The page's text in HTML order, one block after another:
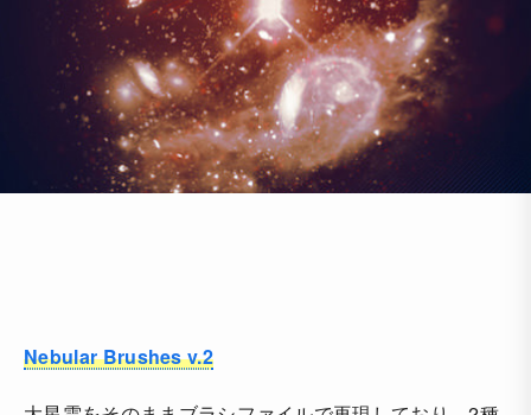
Nebular Brushes v.2